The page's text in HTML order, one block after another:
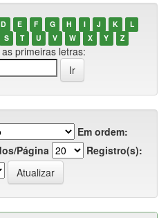
D E F G H I J K
L
S T U V W X Y Z
primeiras letras:
Em ordem:
Página
Registro(s):